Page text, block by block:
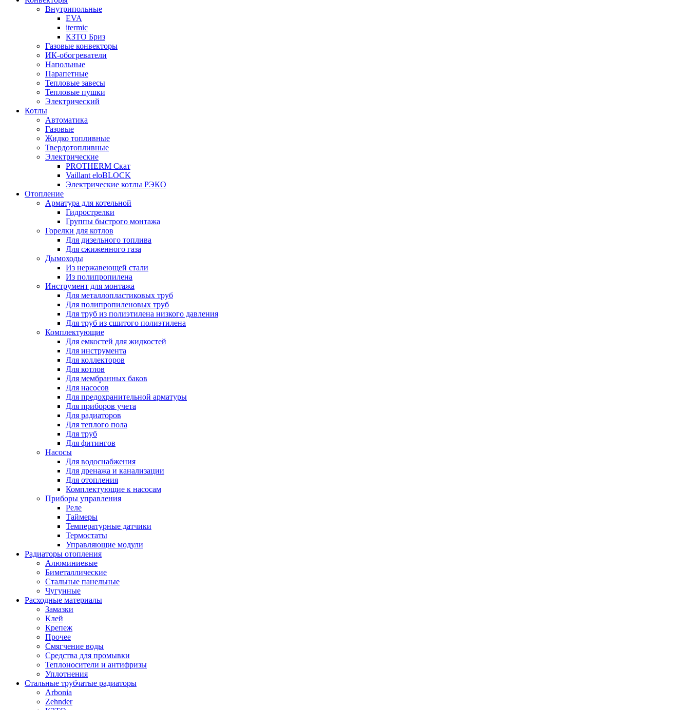
Внутрипольные
EVA
itermic
КЗТО Бриз
Газовые конвекторы
ИК-обогреватели
Напольные
Парапетные
Тепловые завесы
Тепловые пушки
Электрический
Котлы
Автоматика
Газовые
Жидко топливные
Твердотопливные
Электрические
PROTHERM Скат
Vaillant eloBLOCK
Электрические котлы РЭКО
Отопление
Арматура для котельной
Гидрострелки
Группы быстрого монтажа
Горелки для котлов
Для дизельного топлива
Для сжиженного газа
Дымоходы
Из нержавеющей стали
Из полипропилена
Инструмент для монтажа
Для металлопластиковых труб
Для полипропиленовых труб
Для труб из полиэтилена низкого давления
Для труб из сшитого полиэтилена
Комплектующие
Для емкостей для жидкостей
Для инструмента
Для коллекторов
Для котлов
Для мембранных баков
Для насосов
Для предохранительной арматуры
Для приборов учета
Для радиаторов
Для теплого пола
Для труб
Для фитингов
Насосы
Для водоснабжения
Для дренажа и канализации
Для отопления
Комплектующие к насосам
Приборы управления
Реле
Таймеры
Температурные датчики
Термостаты
Управляющие модули
Радиаторы отопления
Алюминиевые
Биметаллические
Стальные панельные
Чугунные
Расходные материалы
Замазки
Клей
Крепеж
Прочее
Смягчение воды
Средства для промывки
Теплоносители и антифризы
Уплотнения
Стальные трубчатые радиаторы
Arbonia
Zehnder